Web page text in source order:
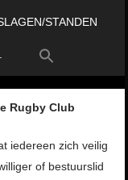
STANDEN
Rugby Club
iedereen zich veilig
of bestuurslid